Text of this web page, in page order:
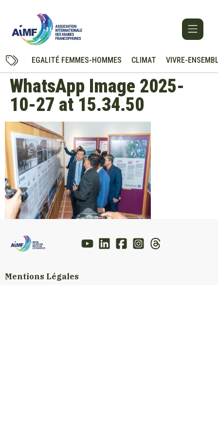
EGALITÉ FEMMES-HOMMES CLIMAT VIVRE-
WhatsApp Image 2025-
10-27 at 15.34.50
Mentions Légales